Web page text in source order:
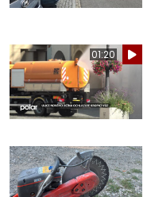
01:20